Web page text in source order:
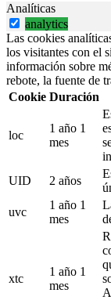
Analíticas
analytics
Las cookies
los visitantes con el
información sobre
rebote, la fuente de
Cookie Duración
loc
1 año 1
mes
UID
2 años
uvc
1 año 1
mes
xtc
1 año 1
mes